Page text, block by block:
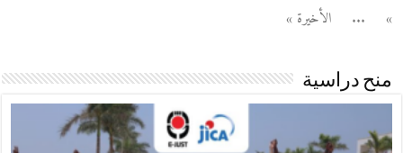
... الأخيرة »
منح دراسية